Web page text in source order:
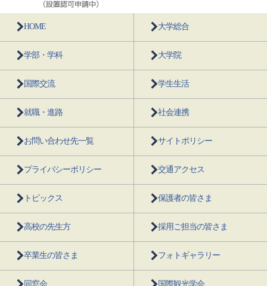
HOME 大学総合
学部・学科 大学院
国際交流 学生生活
就職・進路 社会連携
お問い合わせ先一覧 サイトポリシー
プライバシーポリシー 交通アクセス
トピックス 保護者の皆さま
高校の先生方 採用ご担当の皆さま
卒業生の皆さま フォトギャラリー
同窓会 国際観光学会